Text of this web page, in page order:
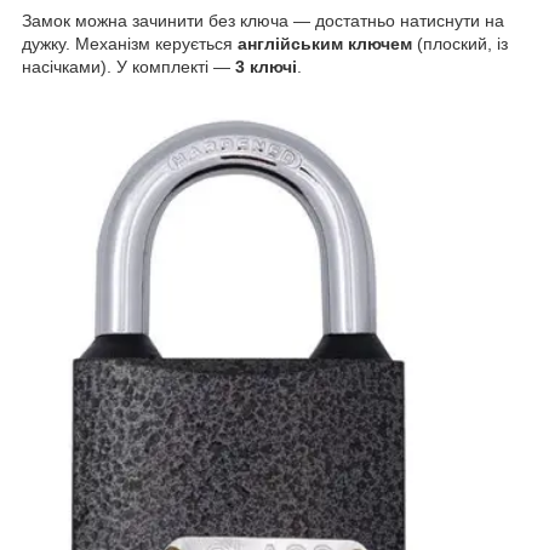
Замок можна зачинити без ключа — достатньо натиснути на
дужку. Механізм керується англійським ключем (плоский, із
насічками). У комплекті — 3 ключі.